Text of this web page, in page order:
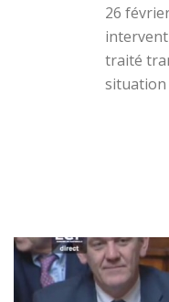
26
traité
situation